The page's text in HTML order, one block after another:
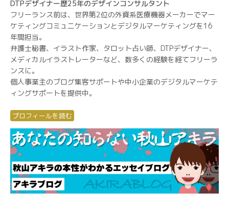
DTPデザイナー歴25年のデザインコンサルタント
フリーランス前は、世界第2位の外資系医療機器メーカーでマー
ケティングコミュニケーションとデジタルマーケティングを16
年間担当。
弁護士秘書、イラスト作家、タロット占い師、DTPデザイナー、
メディカルイラストレーターなど、数多くの経験を経てフリーラ
ンスに。
個人事業主のブログ集客サポートや中小企業のデジタルマーケテ
ィングサポートを提供中。
プロフィールを読む